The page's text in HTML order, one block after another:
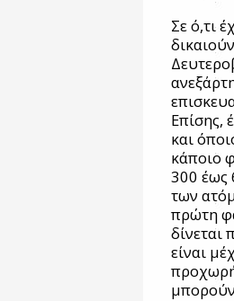
Σε ό,τι
Επίσης,
και
κάποιο
300 έως
των
πρώτη
δίνεται
είναι
μπορούν